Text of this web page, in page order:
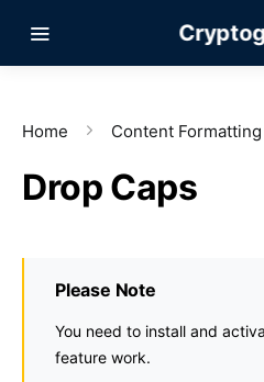
Home Content Formatting
Drop Caps
Please Note
You need to install and
feature work.